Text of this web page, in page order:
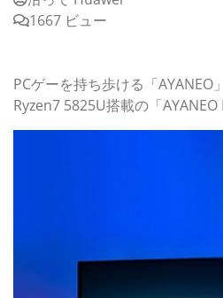
1667 ビュー
PCゲーを持ち歩ける「AYANEO
Ryzen7 5825U搭載の「AYANEO